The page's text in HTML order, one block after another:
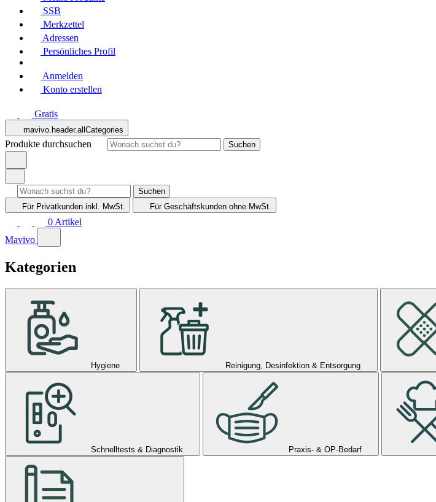
SSB
Merkzettel
Adressen
Persönliches Profil
Anmelden
Konto erstellen
Gratis
mavivo.header.allCategories
Produkte durchsuchen Suchen
Suchen
Für Privatkunden inkl. MwSt. Für Geschäftskunden ohne MwSt.
0 Artikel
Mavivo
Kategorien
Hygiene Reinigung, Desinfektion & Entsorgung
Schnelltests & Diagnostik Praxis- & OP-Bedarf